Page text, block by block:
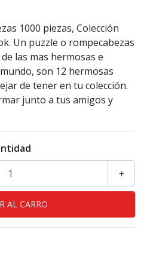
1000 piezas, Colección
Un puzzle o rompecabezas
las mas hermosas e
son 12 hermosas
de tener en tu colección.
junto a tus amigos y
+